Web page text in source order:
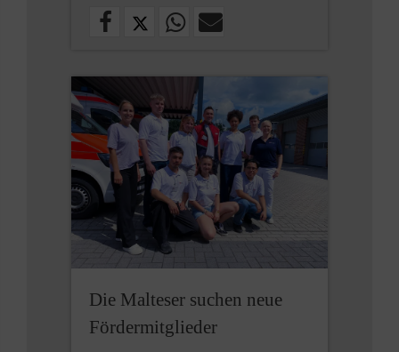
Die Malteser suchen neue
Fördermitglieder